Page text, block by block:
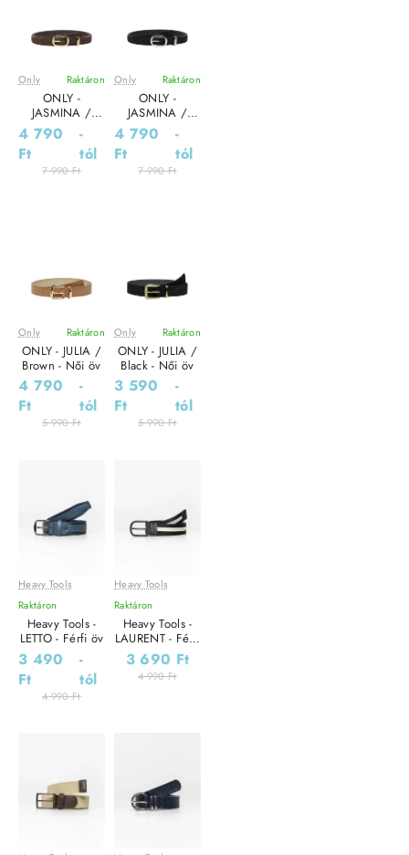
Leárazás
Only Raktáron
ONLY -
JASMINA /
Grey - Bőr Női
öv
4 790
Ft
-
tól
7 990 Ft
Leárazás
Only Raktáron
ONLY -
JASMINA /
Black - Bőr Női
öv
4 790
Ft
-
tól
7 990 Ft
Leárazás
Only Raktáron
ONLY - JULIA /
Brown - Női öv
4 790
Ft
-
tól
5 990 Ft
Leárazás
Only Raktáron
ONLY - JULIA /
Black - Női öv
3 590
Ft
-
tól
5 990 Ft
Leárazás
Heavy Tools
Raktáron
Heavy Tools -
LETTO - Férfi öv
3 490
Ft
-
tól
4 990 Ft
Leárazás
Heavy Tools
Raktáron
Heavy Tools -
LAURENT - Férfi
öv
3 690 Ft
4 990 Ft